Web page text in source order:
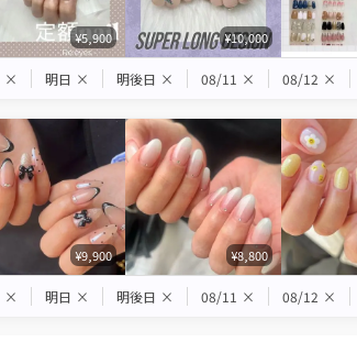
¥5,900 ¥10,000
× 明日 × 明後日 × 08/11 × 08/12 ×
¥9,900 ¥8,800
× 明日 × 明後日 × 08/11 × 08/12 ×